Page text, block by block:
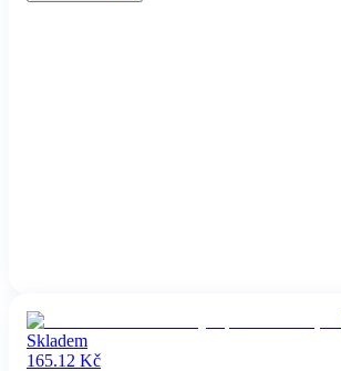
Skladem
165.12 Kč